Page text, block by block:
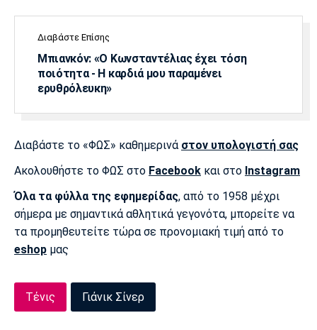
Πόρτο
Μπενφίκα
Διαβάστε Επίσης
Μπιανκόν: «Ο Κωνσταντέλιας έχει τόση
ποιότητα - Η καρδιά μου παραμένει
ερυθρόλευκη»
Διαβάστε το «ΦΩΣ» καθημερινά στον υπολογιστή σας
Ακολουθήστε το ΦΩΣ στο Facebook και στο Instagram
Όλα τα φύλλα της εφημερίδας, από το 1958 μέχρι
σήμερα με σημαντικά αθλητικά γεγονότα, μπορείτε να
τα προμηθευτείτε τώρα σε προνομιακή τιμή από το
eshop μας
Τένις Γιάνικ Σίνερ